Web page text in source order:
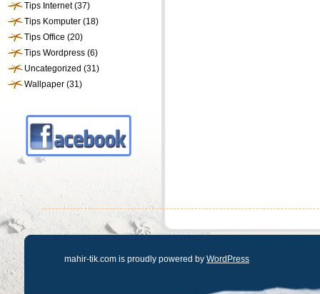
Tips Internet(37)
Tips Komputer (18)
Tips Office (20)
Tips Wordpress (6)
Uncategorized (31)
Wallpaper (31)
mahir-tik.com is proudly powered by WordPress